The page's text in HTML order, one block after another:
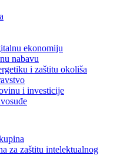
ekonomiju
nabavu
i zaštitu okoliša
i investicije
za zaštitu intelektualnog